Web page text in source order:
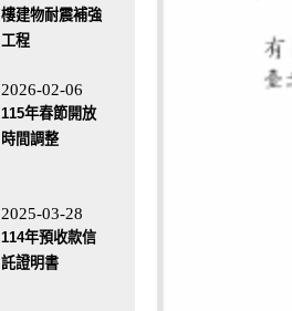
樓建物耐震補強
工程
2026-02-06
115年春節開放
時間調整
2025-03-28
114年預收款信
託證明書